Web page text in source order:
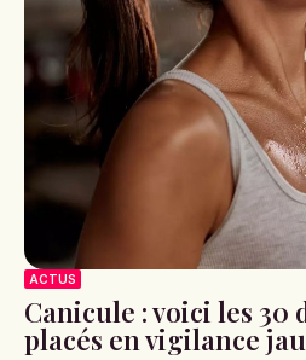
ACTUS
Canicule : voici les 30
placés en vigilance